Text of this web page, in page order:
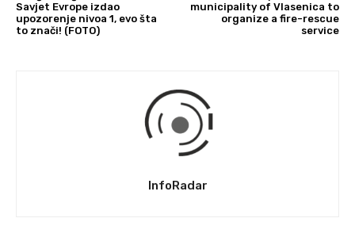
Savjet Evrope izdao
upozorenje nivoa 1, evo šta
to znači! (FOTO)
municipality of Vlasenica to
organize a fire-rescue
service
InfoRadar